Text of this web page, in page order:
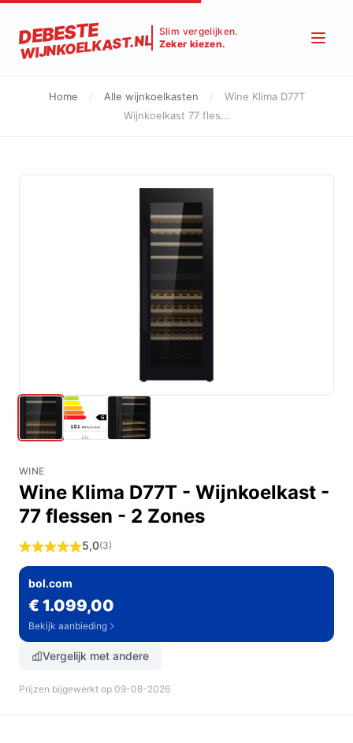
DEBESTE
WIJNKOELKAST.NL
Slim vergelijken.
Zeker kiezen.
Home / Alle wijnkoelkasten /
Wine Klima D77T
Wijnkoelkast 77 fles...
WINE
Wine Klima D77T - Wijnkoelkast -
77 flessen - 2 Zones
5,0(3)
bol.com
€ 1.099,00
Bekijk aanbieding
Vergelijk met andere
Prijzen bijgewerkt op 09-08-2026